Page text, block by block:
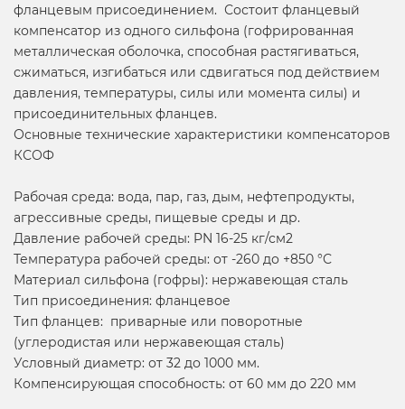
фланцевым присоединением. Состоит фланцевый
компенсатор из одного сильфона (гофрированная
металлическая оболочка, способная растягиваться,
сжиматься, изгибаться или сдвигаться под действием
давления, температуры, силы или момента силы) и
присоединительных фланцев.
Основные технические характеристики компенсаторов
КСОФ
Рабочая среда: вода, пар, газ, дым, нефтепродукты,
агрессивные среды, пищевые среды и др.
Давление рабочей среды: PN 16-25 кг/см2
Температура рабочей среды: от -260 до +850 °С
Материал сильфона (гофры): нержавеющая сталь
Тип присоединения: фланцевое
Тип фланцев: приварные или поворотные
(углеродистая или нержавеющая сталь)
Условный диаметр: от 32 до 1000 мм.
Компенсирующая способность: от 60 мм до 220 мм